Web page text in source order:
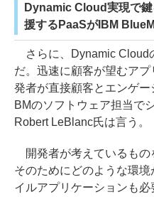
Dynamic Cloud実現で
援するPaaSがIBM
さらに、Dynamic Cloud
だ。迅速に顧客が望むア
発者が直接顧客とエンゲー
BMのソフトウェア担当で
Robert LeBlanc氏は言う。
開発者が考えているもの
そのためにどのような環
イルアプリケーションも